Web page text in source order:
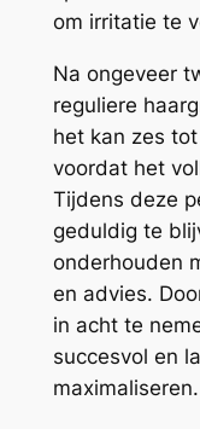
om irritatie te
Na ongeveer
reguliere
het kan zes
voordat het
Tijdens deze
geduldig te
onderhouden
en advies.
in acht te
succesvol en
maximaliseren.